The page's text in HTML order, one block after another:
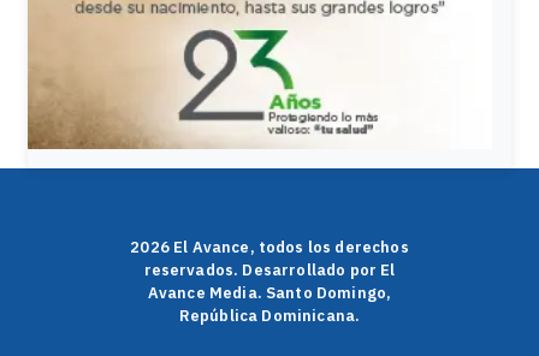
2026 El Avance, todos los derechos
reservados. Desarrollado por El
Avance Media. Santo Domingo,
República Dominicana.